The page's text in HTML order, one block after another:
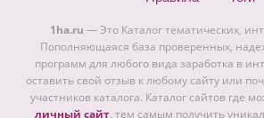
1ha.ru — Это Каталог тематических,
Пополняющаяся база проверенных,
программ для любого вида заработка в
оставить свой отзыв к любому сайту или
участников каталога. Каталог сайтов где
личный сайт. тем самым получить